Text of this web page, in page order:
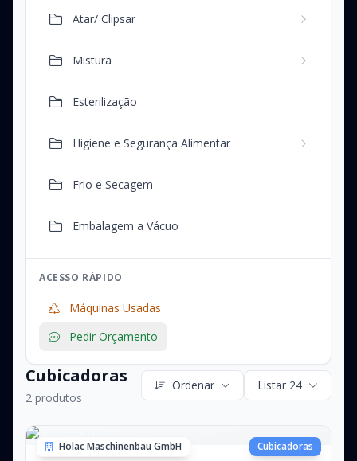
Atar/ Clipsar
Mistura
Esterilização
Higiene e Segurança Alimentar
Frio e Secagem
Embalagem a Vácuo
ACESSO RÁPIDO
Máquinas Usadas
Pedir Orçamento
Cubicadoras
2 produtos
Ordenar Listar 24
Holac Maschinenbau GmbH Cubicadoras